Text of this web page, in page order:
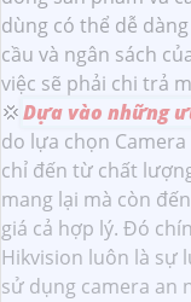
dùng có thể dễ
cầu và ngân sách
việc sẽ phải chi trả
💢Dựa vào những
do lựa chọn
chỉ đến từ chất
mang lại mà còn
giá cả hợp lý. Đó
Hikvision luôn là sự
sử dụng camera an